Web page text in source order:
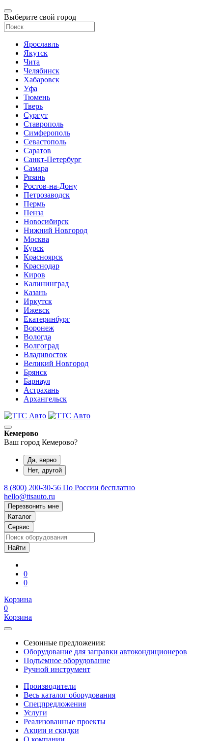
Выберите свой город
Ярославль
Якутск
Чита
Челябинск
Хабаровск
Уфа
Тюмень
Тверь
Сургут
Ставрополь
Симферополь
Севастополь
Саратов
Санкт-Петербург
Самара
Рязань
Ростов-на-Дону
Петрозаводск
Пермь
Пенза
Новосибирск
Нижний Новгород
Москва
Курск
Красноярск
Краснодар
Киров
Калининград
Казань
Иркутск
Ижевск
Екатеринбург
Воронеж
Вологда
Волгоград
Владивосток
Великий Новгород
Брянск
Барнаул
Астрахань
Архангельск
Кемерово
Ваш город Кемерово?
Да, верно
Нет, другой
8 (800) 200-30-56 По России бесплатно
hello@ttsauto.ru
Перезвонить мне
Каталог
Сервис
0
0
Корзина
0
Корзина
Сезонные предложения:
Оборудование для заправки автокондиционеров
Подъемное оборудование
Ручной инструмент
Производители
Весь каталог оборудования
Спецпредложения
Услуги
Реализованные проекты
Акции и скидки
О компании